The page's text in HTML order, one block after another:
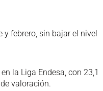
y febrero, sin bajar el nivel
la Liga Endesa, con 23,1
valoración.